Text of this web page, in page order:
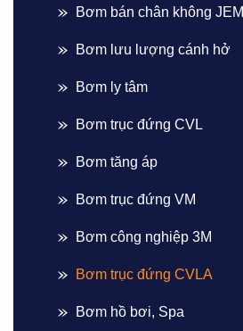
Bơm bán chân không JEM
Bơm lưu lượng cánh hở
Bơm ly tâm
Bơm trục đứng CVL
Bơm tăng áp
Bơm trục đứng VM
Bơm công nghiệp 3M
Bơm trục đứng CVLA
Bơm hồ bơi, Spa